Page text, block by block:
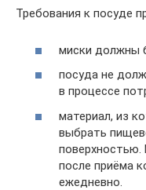
Требования к посуде
миски должны
посуда не
в процессе
материал, из
выбрать
поверхностью.
после приёма
ежедневно.